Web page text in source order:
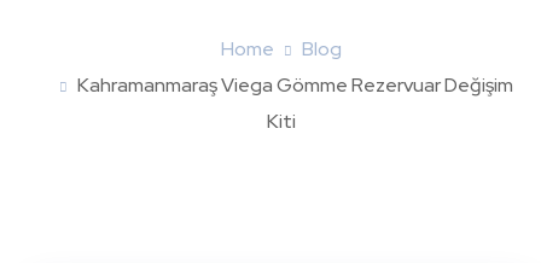
Home
Blog
Kahramanmaraş Viega Gömme Rezervuar Değişim
Kiti